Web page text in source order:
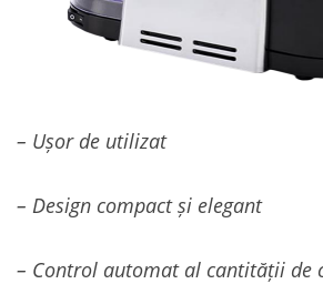
– Ușor de utilizat
– Design compact și elegant
– Control automat al cantității de